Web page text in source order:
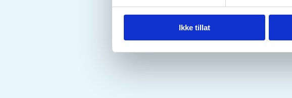
Ikke tillat